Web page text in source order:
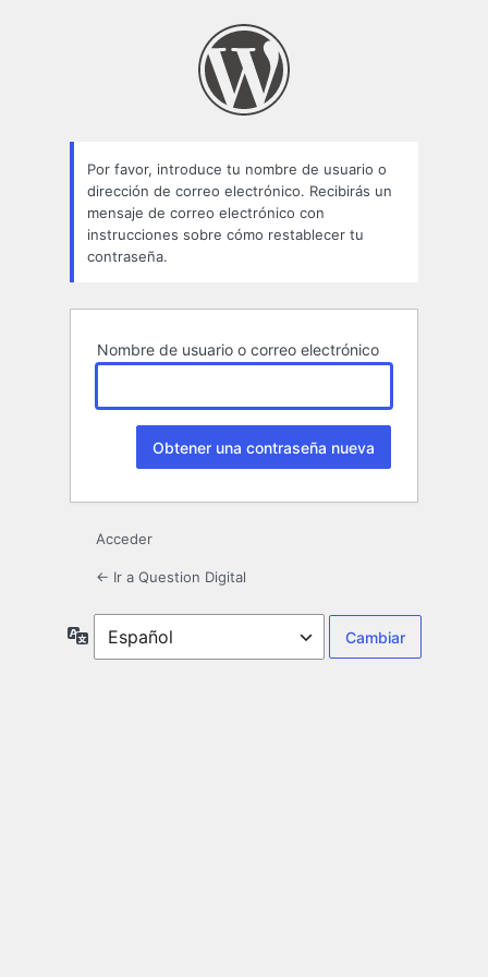
Por favor, introduce tu nombre de usuario o
dirección de correo electrónico. Recibirás un
mensaje de correo electrónico con
instrucciones sobre cómo restablecer tu
contraseña.
Nombre de usuario o correo electrónico
Acceder
← Ir a Question Digital
Idioma